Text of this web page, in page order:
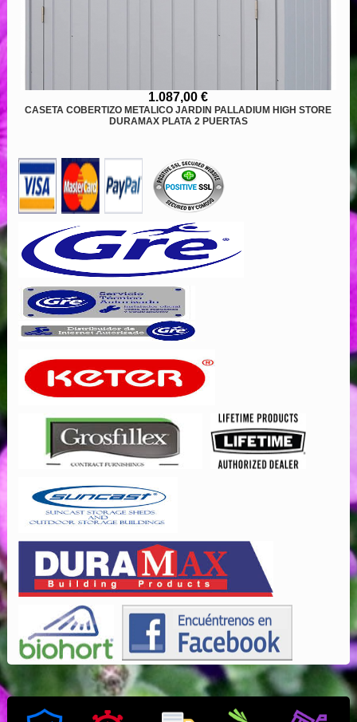
1.087,00 €
CASETA COBERTIZO METALICO JARDIN PALLADIUM HIGH STORE
DURAMAX PLATA 2 PUERTAS